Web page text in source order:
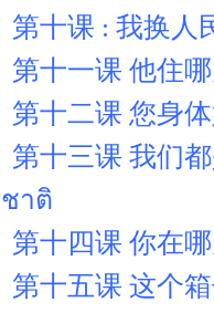
第十课 : 我换
第十一课 他住
第十二课 您身
第十三课 我们
ชาติ
第十四课 你在
第十五课 这个